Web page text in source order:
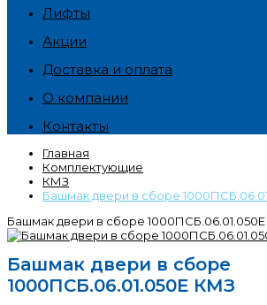
Лифты
Акции
Доставка и оплата
О компании
Контакты
Главная
Комплектующие
КМЗ
Башмак двери в сборе
Башмак двери в сборе
Башмак двери в сборе
1000ПСБ.06.01.050Е КМЗ